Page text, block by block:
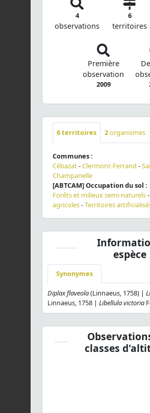
4
observations
6
territoires
Première
observation
2009
6territoires 2organismes
Communes :
Cébazat-Clermont-Ferrand -
Champanelle
[ABTCAM] Occupation du sol :
Forêts et milieux semi-naturels-
agricoles-Territoires
espèce
Synonymes
Diplax flaveola(Linnaeus, 1758) |
Linnaeus, 1758 | Libellula victoria
classes